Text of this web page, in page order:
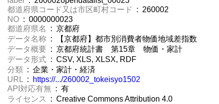
都道府県コード又は市区町村コード
: 260002
NO : 0000000023
都道府県名
: 京都府
データ名称 : 【京都府】都市別消費者物価地域差指数
データ概要 : 京都府統計書 第15章 物価・家計
データ形式 : CSV, XLS, XLSX, RDF
分類 : 企業・家計・経済
URL :
https://.../260002_tokeisyo1502
API対応有無 : 有
ライセンス
: Creative Commons Attribution 4.0